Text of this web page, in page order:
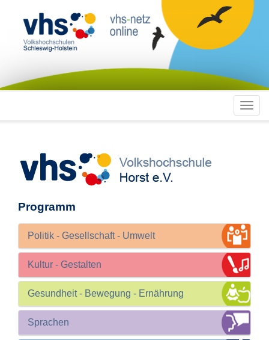
Programm
Politik - Gesellschaft - Umwelt
Kultur - Gestalten
Gesundheit - Bewegung - Ernährung
Sprachen